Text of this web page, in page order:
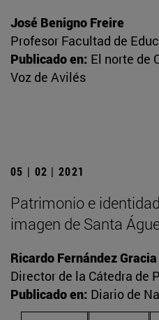
José Benigno Freire
Profesor Facultad de
Publicado en: El norte de
Voz de Avilés
05 | 02 | 2021
Patrimonio e
imagen de Santa
Ricardo Fernández Gracia
Director de la Cátedra de
Publicado en: Diario de